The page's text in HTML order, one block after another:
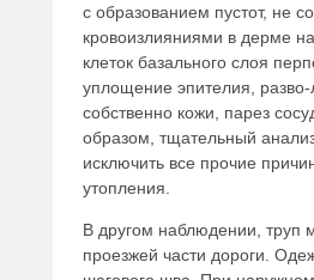
с образованием пустот, не
кровоизлияниями в дерме
клеток базального слоя
уплощение эпителия,
собственно кожи, парез
образом, тщательный
исключить все прочие
утопления.
В другом наблюдении, труп
проезжей части дороги.